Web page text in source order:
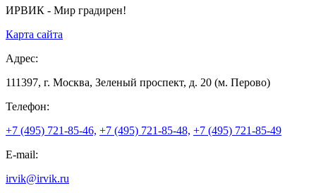
ИРВИК - Мир градирен!
Карта сайта
Адрес:
111397, г. Москва, Зеленый проспект, д. 20 (м. Перово)
Телефон:
+7 (495) 721-85-46, +7 (495) 721-85-48, +7 (495) 721-85-49
E-mail:
irvik@irvik.ru